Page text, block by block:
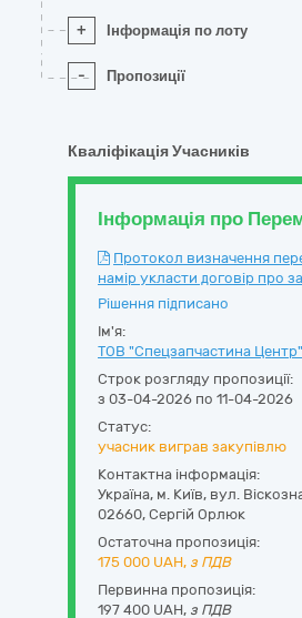
+ Інформація по лоту
- Пропозиції
Кваліфікація Учасників
Інформація про
Протокол визначення
намір укласти договір про
Рішення підписано
Ім'я:
ТОВ "Спецзапчастина Центр"
Строк розгляду пропозиції:
з 03-04-2026 по 11-04-2026
Статус:
учасник виграв закупівлю
Контактна інформація:
Україна, м. Київ, вул.
02660, Сергій Орлюк
Остаточна пропозиція:
175 000 UAH, з ПДВ
Первинна пропозиція:
197 400 UAH, з ПДВ